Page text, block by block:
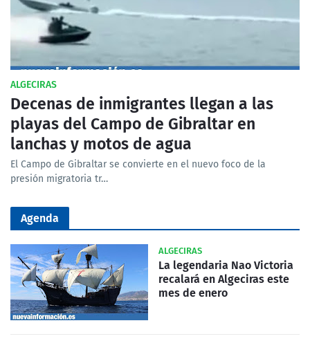
ALGECIRAS
Decenas de inmigrantes llegan a las
playas del Campo de Gibraltar en
lanchas y motos de agua
El Campo de Gibraltar se convierte en el nuevo foco de la
presión migratoria tr…
Agenda
ALGECIRAS
La legendaria Nao Victoria
recalará en Algeciras este
mes de enero